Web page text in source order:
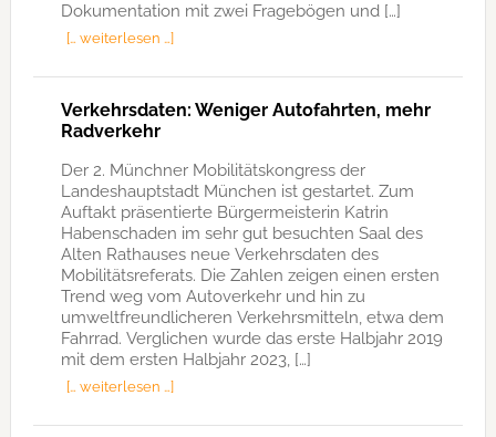
Dokumentation mit zwei Fragebögen und […]
[… weiterlesen …]
Verkehrsdaten: Weniger Autofahrten, mehr
Radverkehr
Der 2. Münchner Mobilitätskongress der
Landeshauptstadt München ist gestartet. Zum
Auftakt präsentierte Bürgermeisterin Katrin
Habenschaden im sehr gut besuchten Saal des
Alten Rathauses neue Verkehrsdaten des
Mobilitätsreferats. Die Zahlen zeigen einen ersten
Trend weg vom Autoverkehr und hin zu
umweltfreundlicheren Verkehrsmitteln, etwa dem
Fahrrad. Verglichen wurde das erste Halbjahr 2019
mit dem ersten Halbjahr 2023, […]
[… weiterlesen …]